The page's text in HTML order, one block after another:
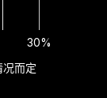
况而定
30%